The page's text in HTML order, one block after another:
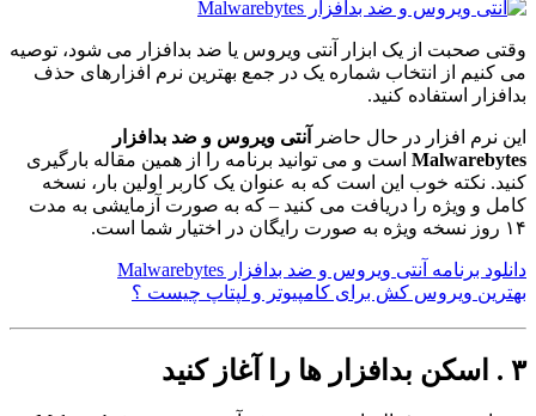
وقتی صحبت از یک ابزار آنتی ویروس یا ضد بدافزار می شود، توصیه
می کنیم از انتخاب شماره یک در جمع بهترین نرم افزارهای حذف
بدافزار استفاده کنید.
این نرم افزار در حال حاضر
آنتی ویروس و ضد بدافزار
Malwarebytes است و می توانید برنامه را از همین مقاله بارگیری
کنید. نکته خوب این است که به عنوان یک کاربر اولین بار، نسخه
کامل و ویژه را دریافت می کنید – که به صورت آزمایشی به مدت
۱۴ روز نسخه ویژه به صورت رایگان در اختیار شما است.
دانلود برنامه آنتی ویروس و ضد بدافزار Malwarebytes
بهترین ویروس کش برای کامپیوتر و لپتاپ چیست ؟
۳ . اسکن بدافزار ها را آغاز کنید